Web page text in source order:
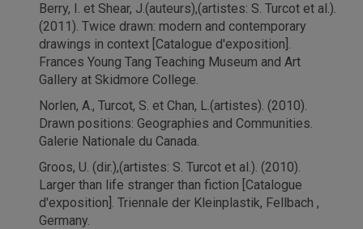
Berry, I. et Shear, J.(auteurs),(artistes: S. Turcot et al.).
(2011). Twice drawn: modern and contemporary
drawings in context [Catalogue d'exposition].
Frances Young Tang Teaching Museum and Art
Gallery at Skidmore College.
Norlen, A., Turcot, S. et Chan, L.(artistes). (2010).
Drawn positions: Geographies and Communities.
Galerie Nationale du Canada.
Groos, U. (dir.),(artistes: S. Turcot et al.). (2010).
Larger than life stranger than fiction [Catalogue
d'exposition]. Triennale der Kleinplastik, Fellbach ,
Germany.